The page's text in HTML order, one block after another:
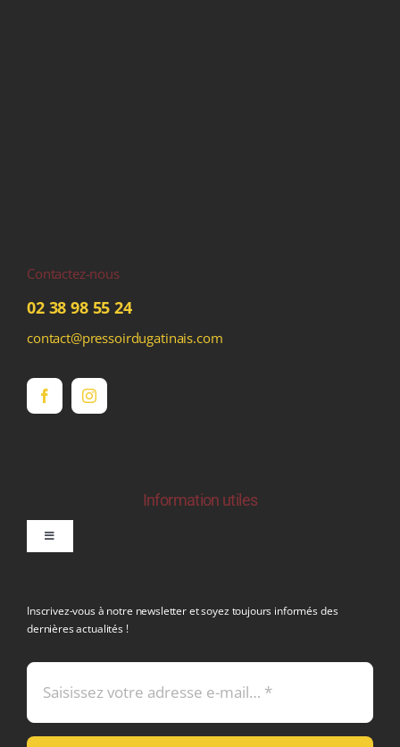
Contactez-nous
02 38 98 55 24
contact@pressoirdugatinais.com
Information utiles
Toggle
Mentions légales
Inscrivez-vous à notre newsletter et soyez toujours informés des
dernières actualités !